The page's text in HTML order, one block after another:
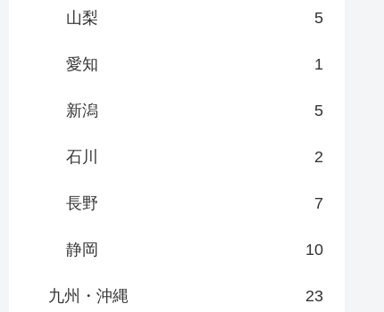
山梨 5
愛知 1
新潟 5
石川 2
長野 7
静岡 10
九州・沖縄 23